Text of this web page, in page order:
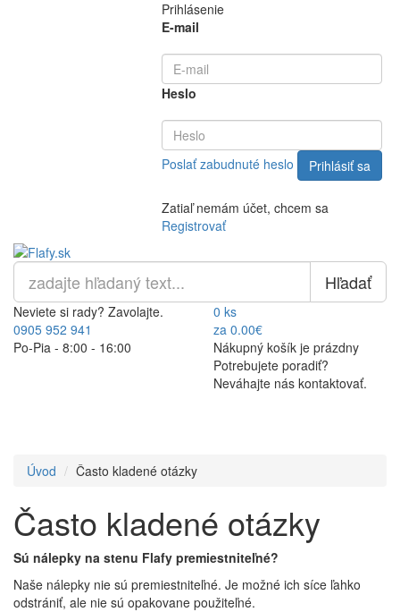
Prihlásenie
E-mail
Heslo
Poslať zabudnuté heslo
Zatiaľ nemám účet, chcem sa
Registrovať
Hľadať
Neviete si rady? Zavolajte.
0905 952 941
Po-Pia - 8:00 - 16:00
0 ks
za 0.00€
Nákupný košík je prázdny
Potrebujete poradiť?
Neváhajte nás kontaktovať.
Úvod Často kladené otázky
Často kladené otázky
Sú nálepky na stenu Flafy premiestniteľné?
Naše nálepky nie sú premiestniteľné. Je možné ich síce ľahko
odstrániť, ale nie sú opakovane použiteľné.